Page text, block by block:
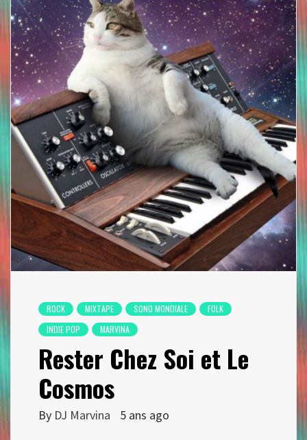
ROCK MIXTAPE SONO MONDIALE
FOLK
INDIE POP
MARVINA
Rester Chez Soi et Le
Cosmos
By DJ Marvina 5 ans ago